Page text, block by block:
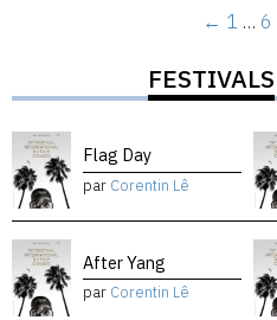
← 1 … 6
FESTIVALS
Flag Day
par Corentin Lê
After Yang
par Corentin Lê